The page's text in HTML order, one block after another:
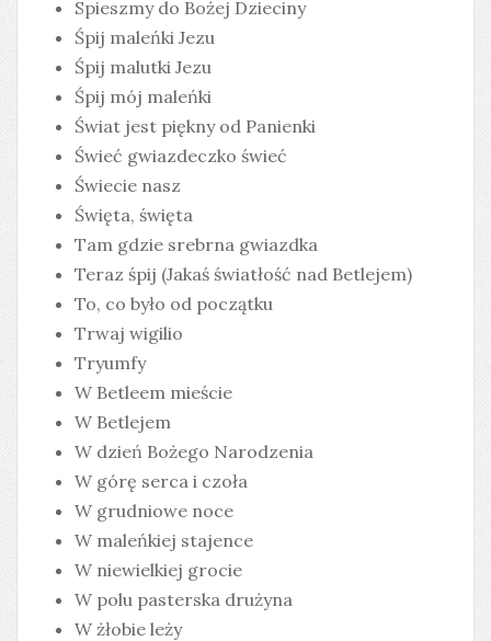
Spieszmy do Bożej Dzieciny
Śpij maleńki Jezu
Śpij malutki Jezu
Śpij mój maleńki
Świat jest piękny od Panienki
Świeć gwiazdeczko świeć
Świecie nasz
Święta, święta
Tam gdzie srebrna gwiazdka
Teraz śpij (Jakaś światłość nad Betlejem)
To, co było od początku
Trwaj wigilio
Tryumfy
W Betleem mieście
W Betlejem
W dzień Bożego Narodzenia
W górę serca i czoła
W grudniowe noce
W maleńkiej stajence
W niewielkiej grocie
W polu pasterska drużyna
W żłobie leży